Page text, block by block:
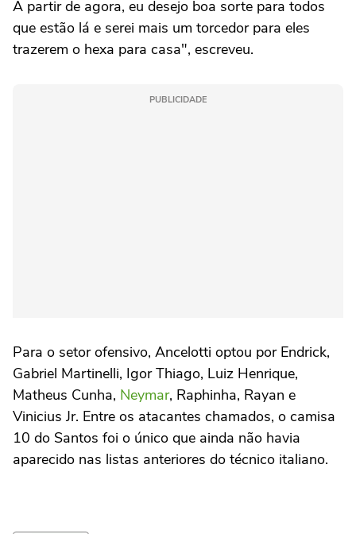
A partir de agora, eu desejo boa sorte para todos
que estão lá e serei mais um torcedor para eles
trazerem o hexa para casa", escreveu.
PUBLICIDADE
Para o setor ofensivo, Ancelotti optou por Endrick,
Gabriel Martinelli, Igor Thiago, Luiz Henrique,
Matheus Cunha, Neymar, Raphinha, Rayan e
Vinicius Jr. Entre os atacantes chamados, o camisa
10 do Santos foi o único que ainda não havia
aparecido nas listas anteriores do técnico italiano.